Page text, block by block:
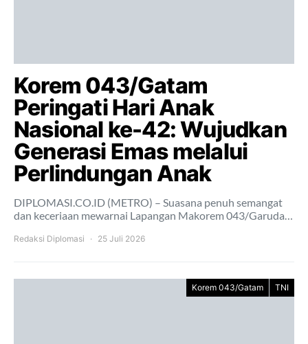
Korem 043/Gatam
Peringati Hari Anak
Nasional ke-42: Wujudkan
Generasi Emas melalui
Perlindungan Anak
DIPLOMASI.CO.ID (METRO) – Suasana penuh semangat
dan keceriaan mewarnai Lapangan Makorem 043/Garuda…
Redaksi Diplomasi 25 Juli 2026
Korem 043/Gatam TNI